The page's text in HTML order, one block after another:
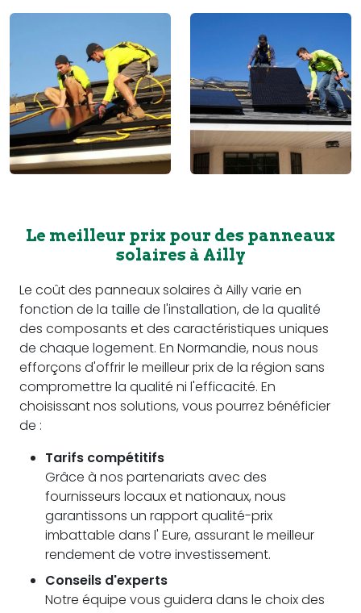
Le meilleur prix pour des panneaux
solaires à Ailly
Le coût des panneaux solaires à Ailly varie en
fonction de la taille de l'installation, de la qualité
des composants et des caractéristiques uniques
de chaque logement. En Normandie, nous nous
efforçons d'offrir le meilleur prix de la région sans
compromettre la qualité ni l'efficacité. En
choisissant nos solutions, vous pourrez bénéficier
de :
Tarifs compétitifs
Grâce à nos partenariats avec des
fournisseurs locaux et nationaux, nous
garantissons un rapport qualité-prix
imbattable dans l' Eure, assurant le meilleur
rendement de votre investissement.
Conseils d'experts
Notre équipe vous guidera dans le choix des